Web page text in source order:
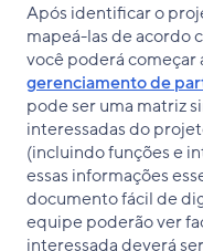
Após identificar o
mapeá-las de acordo
você poderá começar
gerenciamento de
pode ser uma matriz
interessadas do
(incluindo funções e
essas informações
documento fácil de
equipe poderão ver
interessada deverá